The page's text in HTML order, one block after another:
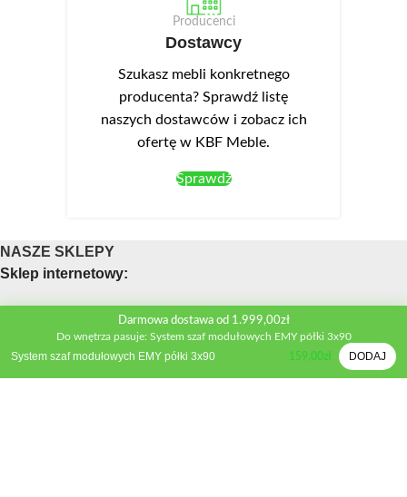
Producenci
Dostawcy
Szukasz mebli konkretnego
producenta? Sprawdź listę
naszych dostawców i zobacz ich
ofertę w KBF Meble.
Sprawdź
NASZE SKLEPY
Sklep internetowy:
Obsługa telefoniczna sklepu
Telefon:+48 533 312 041
Darmowa dostawa od 1.999,00zł
Do wnętrza pasuje: System szaf modułowych EMY półki 3x90
System szaf modułowych EMY półki 3x90 159,00zł DODAJ